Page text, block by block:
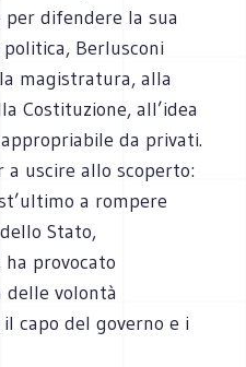
per difendere la sua
Berlusconi
magistratura, alla
Costituzione, all’idea
da privati.
uscire allo scoperto:
a rompere
Stato,
provocato
delle volontà
capo del governo e i